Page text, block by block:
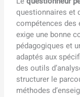
questionnaires et
compétences des
exige une bonne
pédagogiques et
adaptés aux
des outils
structurer le
méthodes